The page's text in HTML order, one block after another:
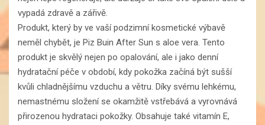
vypadá zdravě a zářivě.
Produkt, který by ve vaší podzimní kosmetické výbavě
neměl chybět, je Piz Buin After Sun s aloe vera. Tento
produkt je skvělý nejen po opalování, ale i jako denní
hydratační péče v období, kdy pokožka začíná být sušší
kvůli chladnějšímu vzduchu a větru. Díky svému lehkému,
nemastnému složení se okamžitě vstřebává a vyrovnává
přirozenou hydrataci pokožky. Obsahuje také vitamín E,